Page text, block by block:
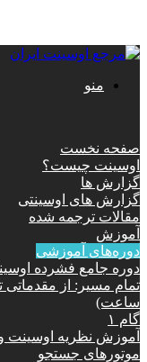
منو
صفحه نخست
اوسینت چیست؟
گزارش ها
گزارش های اوسینتی
مقالات ترجمه شده
آموزش
دوره‌های آموزشی
دوره جامع فشرده
ساعت)
گام ۱
آموزش نظریه اوسینت
موتورهای جستجو